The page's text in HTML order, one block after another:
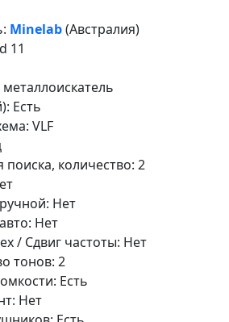
Minelab(Австралия)
11
Есть
VLF
количество: 2
Нет
Нет
/ Сдвиг частоты: Нет
тонов: 2
Есть
Нет